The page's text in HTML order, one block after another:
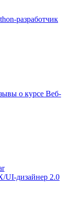
разработчик
о курсе Веб-
UI-дизайнер 2.0